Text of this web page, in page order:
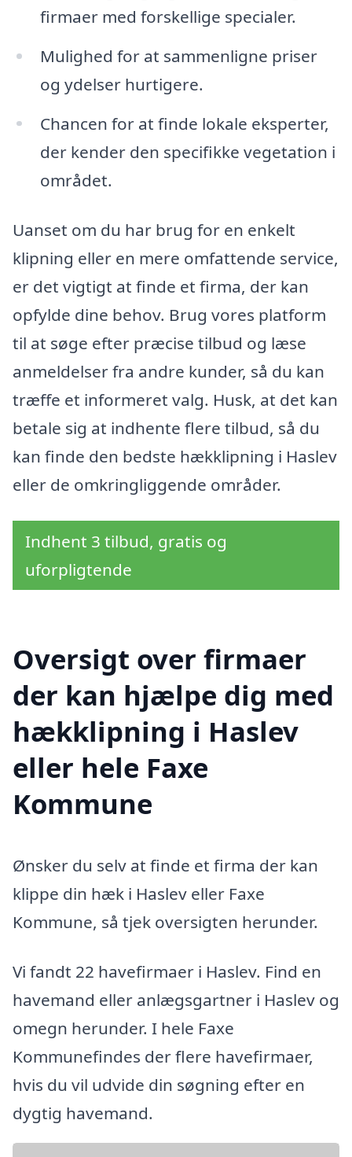
firmaer med forskellige specialer.
Mulighed for at sammenligne priser
og ydelser hurtigere.
Chancen for at finde lokale eksperter,
der kender den specifikke vegetation i
området.
Uanset om du har brug for en enkelt
klipning eller en mere omfattende service,
er det vigtigt at finde et firma, der kan
opfylde dine behov. Brug vores platform
til at søge efter præcise tilbud og læse
anmeldelser fra andre kunder, så du kan
træffe et informeret valg. Husk, at det kan
betale sig at indhente flere tilbud, så du
kan finde den bedste hækklipning i Haslev
eller de omkringliggende områder.
Indhent 3 tilbud, gratis og
uforpligtende
Oversigt over firmaer
der kan hjælpe dig med
hækklipning i Haslev
eller hele Faxe
Kommune
Ønsker du selv at finde et firma der kan
klippe din hæk i Haslev eller Faxe
Kommune, så tjek oversigten herunder.
Vi fandt 22 havefirmaer i Haslev. Find en
havemand eller anlægsgartner i Haslev og
omegn herunder. I hele Faxe
Kommunefindes der flere havefirmaer,
hvis du vil udvide din søgning efter en
dygtig havemand.